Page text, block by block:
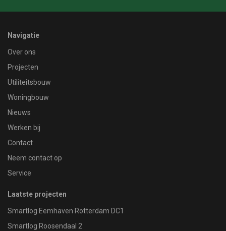
Navigatie
Over ons
Projecten
Utiliteitsbouw
Woningbouw
Nieuws
Werken bij
Contact
Neem contact op
Service
Laatste projecten
Smartlog Eemhaven Rotterdam DC1
Smartlog Roosendaal 2